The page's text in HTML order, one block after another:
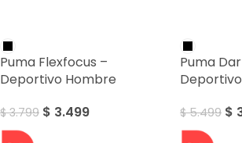
Puma Flexfocus –
Deportivo Hombre
$3.799 $ 3.499
Puma
$5.499 $